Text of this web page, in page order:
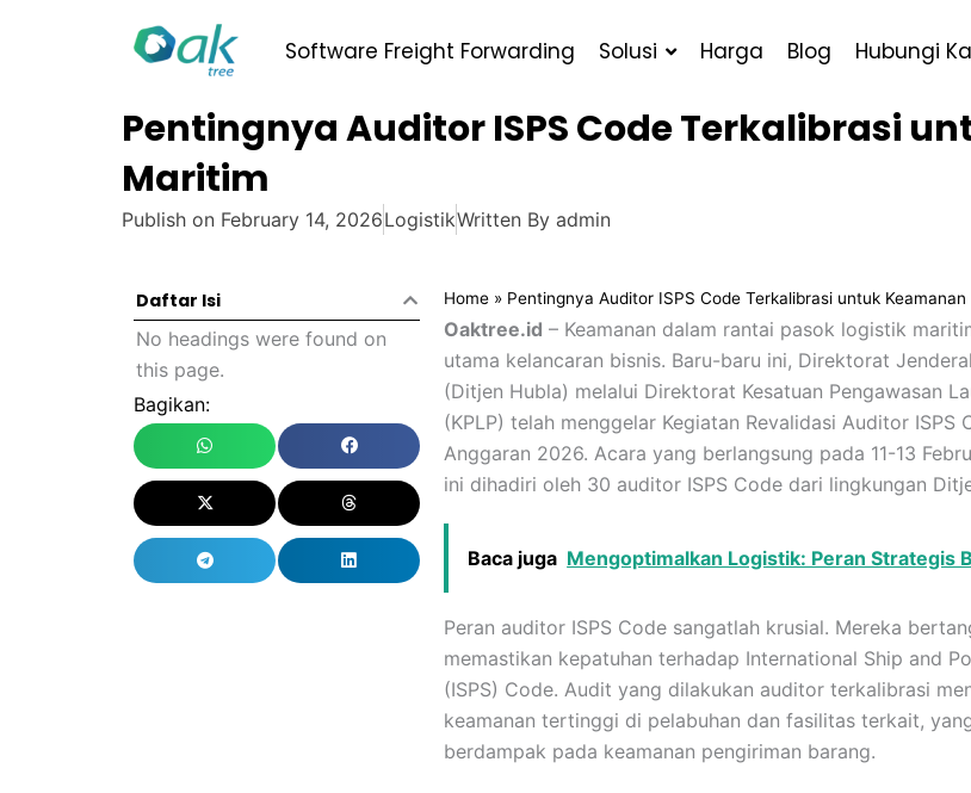
Software Freight Forwarding Solusi Harga Blog Hubungi
Pentingnya Auditor ISPS Code Terkalibrasi
Maritim
Publish on February 14, 2026LogistikWritten By admin
Daftar Isi
No headings were found on
this page.
Bagikan:
Home » Pentingnya Auditor ISPS Code Terkalibrasi untuk
Oaktree.id – Keamanan dalam rantai pasok logistik
utama kelancaran bisnis. Baru-baru ini, Direktorat
(Ditjen Hubla) melalui Direktorat Kesatuan Pengawasan
(KPLP) telah menggelar Kegiatan Revalidasi Auditor ISPS
Anggaran 2026. Acara yang berlangsung pada 11-13
ini dihadiri oleh 30 auditor ISPS Code dari lingkungan
Baca juga Mengoptimalkan Logistik: Peran Strategis
Peran auditor ISPS Code sangatlah krusial. Mereka
memastikan kepatuhan terhadap International Ship and
(ISPS) Code. Audit yang dilakukan auditor terkalibrasi
keamanan tertinggi di pelabuhan dan fasilitas terkait,
berdampak pada keamanan pengiriman barang.